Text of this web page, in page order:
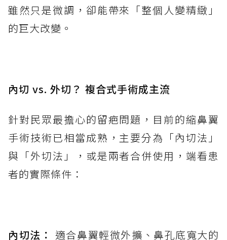
雖然只是微調，卻能帶來「整個人變精緻」
的巨大改變。
內切 vs. 外切？ 複合式手術成主流
針對民眾最擔心的留疤問題，目前的縮鼻翼
手術技術已相當成熟，主要分為「內切法」
與「外切法」，或是兩者合併使用，端看患
者的實際條件：
內切法： 適合鼻翼輕微外擴、鼻孔底寬大的